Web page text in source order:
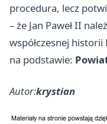
procedura, lecz
– że Jan Paweł II
współczesnej historii
na podstawie:
Autor:krystian